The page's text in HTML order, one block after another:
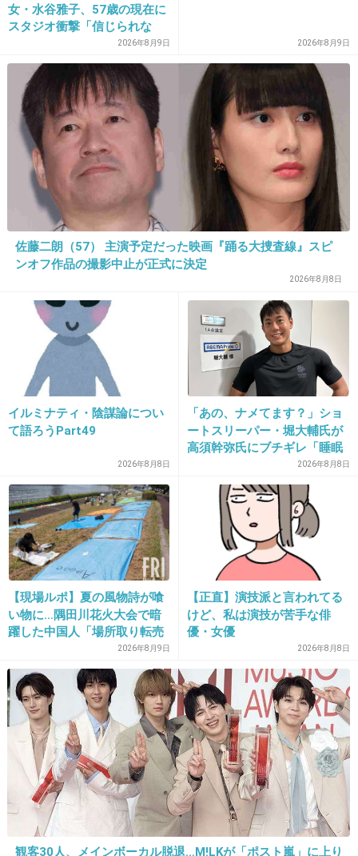
こんな接待は自分の子供にさせられない
出典：iwiz-chie.c.yimg.jp
+10121 -39
23. 匿名 2019/05/14(火) 22:17:27
>>13
○はどういう意味？
+3573 -34
2019/05/14(火) 22:17:35
小栗軍団の画像が来るぞ
-56
同士がヤッてるみたいな写真見たことある。誰
かのパーティーで。
+3110
26. 匿名2019/05/14(火) 22:17:38
ドリドリドリチン！
+236 -34
27. 匿名 2019/05/14(火) 22:17:52
>>4
カトちゃん、お金だけ払わされてそう…
+4480 -29
女・水谷雅子、57歳の現在に
スタジオ衝撃「信じられな
い」「やっぱすごいね」2026年8月9日 2026年8月9日
佐藤二朗（57） 主演予定だった映画『踊る大捜査線』スピ
ンオフ作品の撮影中止が正式に決定
2026年8月8日
イルミナティ・陰謀論につい
て語ろうPart49
2026年8月8日
「あの、ナメてます？」ショ
ートスリーパー・堀大輔氏が
高須幹弥氏にブチギレ「睡眠
不足の人＝キレやすい」SNS
で物議
2026年8月8日
【現場ルポ】夏の風物詩が喰
い物に…隅田川花火大会で暗
躍した中国人「場所取り転売
2026年8月9日
【正直】演技派と言われてる
けど、私は演技が苦手な俳
優・女優
2026年8月8日
観客30人、メインボーカル脱退…M!LKが「ポスト嵐」に上り